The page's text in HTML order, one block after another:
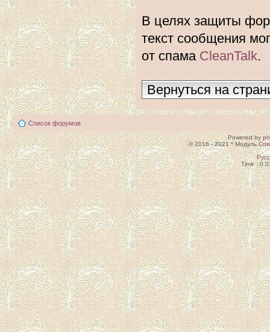
В целях защиты
текст сообщения
от спама CleanTalk.
Вернуться на
Список форумов
Powered by
© 2016 - 2021 * Модуль
Time :